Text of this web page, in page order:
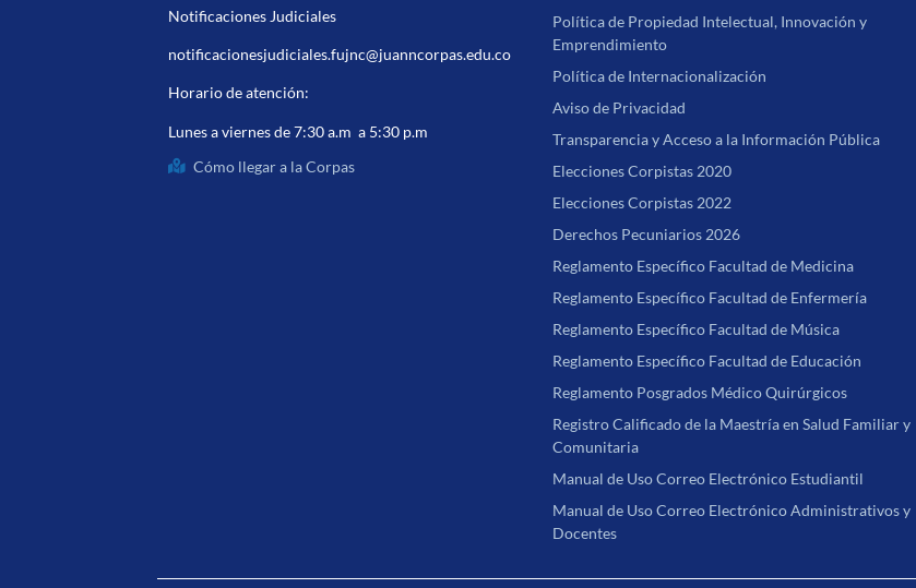
Notificaciones Judiciales
notificacionesjudiciales.fujnc@juanncorpas.edu.co
Horario de atención:
Lunes a viernes de 7:30 a.m a 5:30 p.m
Cómo llegar a la Corpas
Política de Propiedad Intelectual, Innovación y
Emprendimiento
Política de Internacionalización
Aviso de Privacidad
Transparencia y Acceso a la Información Pública
Elecciones Corpistas 2020
Elecciones Corpistas 2022
Derechos Pecuniarios 2026
Reglamento Específico Facultad de Medicina
Reglamento Específico Facultad de Enfermería
Reglamento Específico Facultad de Música
Reglamento Específico Facultad de Educación
Reglamento Posgrados Médico Quirúrgicos
Registro Calificado de la Maestría en Salud Familiar y
Comunitaria
Manual de Uso Correo Electrónico Estudiantil
Manual de Uso Correo Electrónico Administrativos y
Docentes